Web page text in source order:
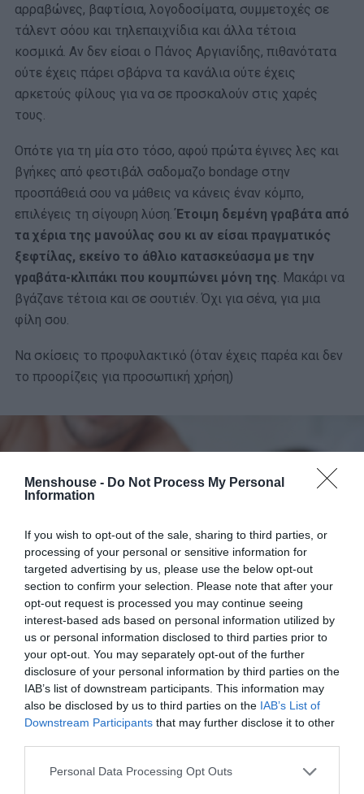
Menshouse - Do Not Process My Personal
Information
If you wish to opt-out of the sale, sharing to third parties, or
processing of your personal or sensitive information for
targeted advertising by us, please use the below opt-out
section to confirm your selection. Please note that after your
opt-out request is processed you may continue seeing
interest-based ads based on personal information utilized by
us or personal information disclosed to third parties prior to
your opt-out. You may separately opt-out of the further
disclosure of your personal information by third parties on the
IAB’s list of downstream participants. This information may
also be disclosed by us to third parties on the IAB’s List of
Downstream Participants that may further disclose it to other
Personal Data Processing Opt Outs
αρραβώνες, βαφτίσια, λογοδοσίματα, συμμετοχές σε
τάλεντ σόου και τηλεπαιχνίδια και άλλα τέτοια
κοσμικά. Αν δεν είσαι ο Πάνος Αργιανίδης, πιθανότατα
ούτε έχεις πάρει σβάρνα τα κανάλια ούτε έχεις
αρκετούς φίλους για να σε προσκαλούν στις χαρές
τους.
Οπότε για τη μία στο τόσο, αφού πρώτα έγινες λες και
βγήκες από φεστιβάλ σαδομαζο bondage στην
προσπάθειά σου να μάθεις να κάνεις έναν κόμπο,
επιλέγεις τη σίγουρη λύση.Έτοιμη δεμένη γραβάτα από
τα χέρια της μανούλας σου κι αν είσαι πραγματικός
ξεφτίλας, εκείνο το άθλιο κατασκεύασμα με την
γραβάτα-κλιπάκι που κουμπώνει μόνη της . Μακάρι να
βγάζανε τέτοια και σε σουτιέν. Όχι για σένα, για μια
φίλη σου.
Να σκίσεις το προφυλακτικό (όταν έχεις παρέα και δεν
το προορίζεις για προσωπική χρήση)
Απαραίτητο αξεσουάρ της σεξουαλικής μας ζωής, το
οποίο δεν πρέπει να λείπει ποτέ από την γκαρνταρόμπα
μας. Ωστόσο αυτή η «ζώνη ασφαλείας» δεν είναι εύκολο
να φορεθεί.Όταν το βλέπεις να το κάνουν
επαγγελματίες του είδους (σε ταινίες εκπαιδευτικού
περιεχομένου) μοιάζει παιχνιδάκι. Επειδή συνήθως